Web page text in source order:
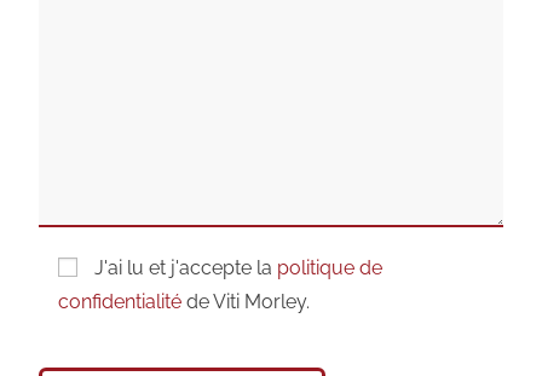
J'ai lu et j'accepte la politique de
confidentialité de Viti Morley.